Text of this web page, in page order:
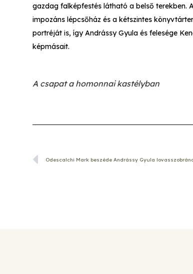
gazdag falképfestés látható a belső terekben.
impozáns lépcsőház és a kétszintes
portréját is, így Andrássy Gyula és felesége
képmásait.
A csapat a homonnai kastélyban